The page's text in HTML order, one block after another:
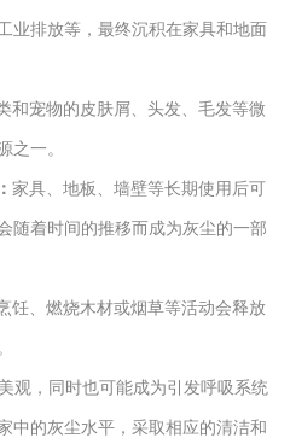
业排放等，最终沉积在家具和地面
和宠物的皮肤屑、头发、毛发等微
之一。
家具、地板、墙壁等长期使用后可
随着时间的推移而成为灰尘的一部
饪、燃烧木材或烟草等活动会释放
观，同时也可能成为引发呼吸系统
中的灰尘水平，采取相应的清洁和